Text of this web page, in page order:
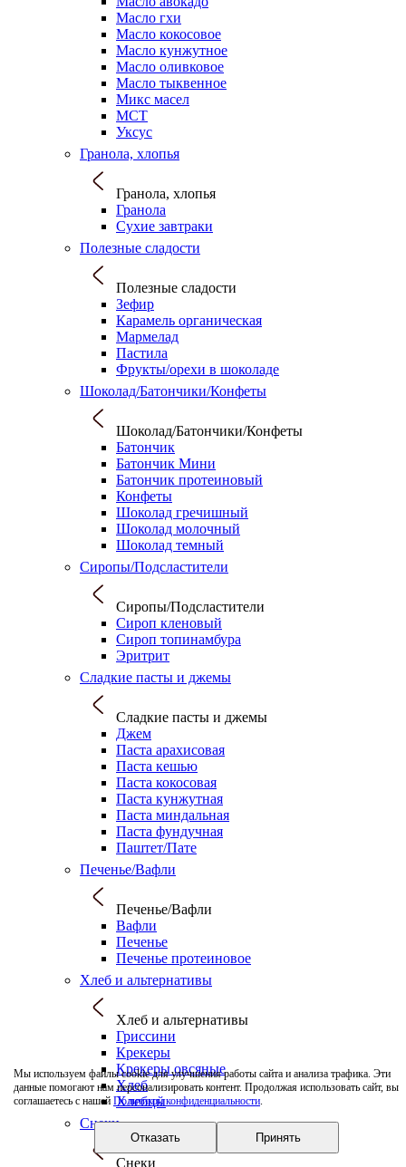
Мы используем файлы cookie для улучшения работы сайта и анализа трафика. Эти
данные помогают нам персонализировать контент. Продолжая использовать сайт, вы
соглашаетесь с нашей Политикой конфиденциальности.
Отказать Принять
Масло гхи
Масло кокосовое
Масло кунжутное
Масло оливковое
Масло тыквенное
Микс масел
МСТ
Уксус
Гранола, хлопья
Гранола, хлопья
Гранола
Сухие завтраки
Полезные сладости
Полезные сладости
Зефир
Карамель органическая
Мармелад
Пастила
Фрукты/орехи в шоколаде
Шоколад/Батончики/Конфеты
Шоколад/Батончики/Конфеты
Батончик
Батончик Мини
Батончик протеиновый
Конфеты
Шоколад гречишный
Шоколад молочный
Шоколад темный
Сиропы/Подсластители
Сиропы/Подсластители
Сироп кленовый
Сироп топинамбура
Эритрит
Сладкие пасты и джемы
Сладкие пасты и джемы
Джем
Паста арахисовая
Паста кешью
Паста кокосовая
Паста кунжутная
Паста миндальная
Паста фундучная
Паштет/Пате
Печенье/Вафли
Печенье/Вафли
Вафли
Печенье
Печенье протеиновое
Хлеб и альтернативы
Хлеб и альтернативы
Гриссини
Крекеры
Крекеры овсяные
Хлеб
Хлебцы
Снеки
Снеки